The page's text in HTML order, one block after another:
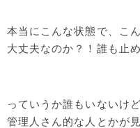
本当にこんな状態で、こ
大丈夫なのか？！誰も止
っていうか誰もいないけど
管理人さん的な人とかが